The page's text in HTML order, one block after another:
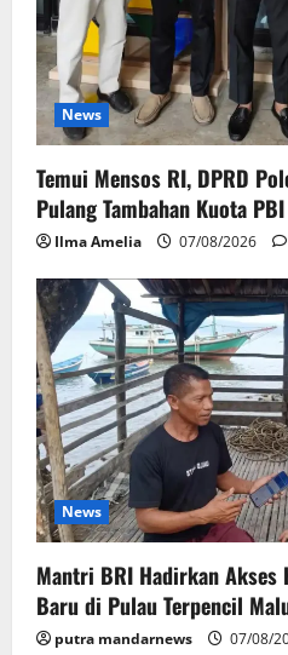
News
Temui Mensos RI, DPRD
Pulang Tambahan Kuota
Ilma Amelia 07/08/2026
News
Mantri BRI Hadirkan Akses
Baru di Pulau Terpencil
putra mandarnews 07/08/